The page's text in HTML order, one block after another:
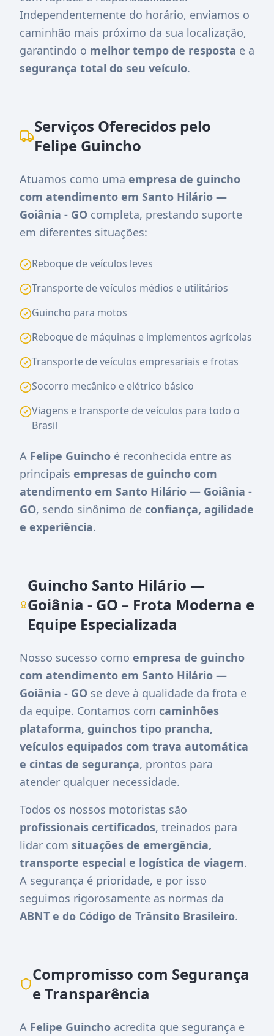
Independentemente do horário, enviamos o
caminhão mais próximo da sua localização,
garantindo o melhor tempo de resposta e a
segurança total do seu veículo.
Serviços Oferecidos pelo
Felipe Guincho
Atuamos como uma empresa de guincho
com atendimento em Santo Hilário —
Goiânia - GO completa, prestando suporte
em diferentes situações:
Reboque de veículos leves
Transporte de veículos médios e utilitários
Guincho para motos
Reboque de máquinas e implementos agrícolas
Transporte de veículos empresariais e frotas
Socorro mecânico e elétrico básico
Viagens e transporte de veículos para todo o
Brasil
A Felipe Guincho é reconhecida entre as
principais empresas de guincho com
atendimento em Santo Hilário — Goiânia -
GO, sendo sinônimo de confiança, agilidade
e experiência.
Guincho Santo Hilário —
Goiânia - GO – Frota Moderna e
Equipe Especializada
Nosso sucesso como empresa de guincho
com atendimento em Santo Hilário —
Goiânia - GO se deve à qualidade da frota e
da equipe. Contamos com caminhões
plataforma, guinchos tipo prancha,
veículos equipados com trava automática
e cintas de segurança, prontos para
atender qualquer necessidade.
Todos os nossos motoristas são
profissionais certificados, treinados para
lidar com situações de emergência,
transporte especial e logística de viagem.
A segurança é prioridade, e por isso
seguimos rigorosamente as normas da
ABNT e do Código de Trânsito Brasileiro.
Compromisso com Segurança
e Transparência
A Felipe Guincho acredita que segurança e